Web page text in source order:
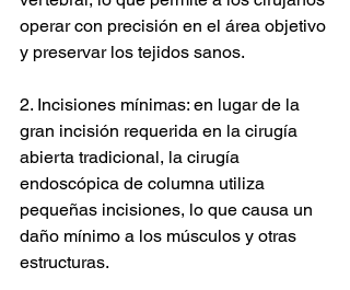
operar con precisión en el área objetivo
y preservar los tejidos sanos.
2. Incisiones mínimas: en lugar de la
gran incisión requerida en la cirugía
abierta tradicional, la cirugía
endoscópica de columna utiliza
pequeñas incisiones, lo que causa un
daño mínimo a los músculos y otras
estructuras.